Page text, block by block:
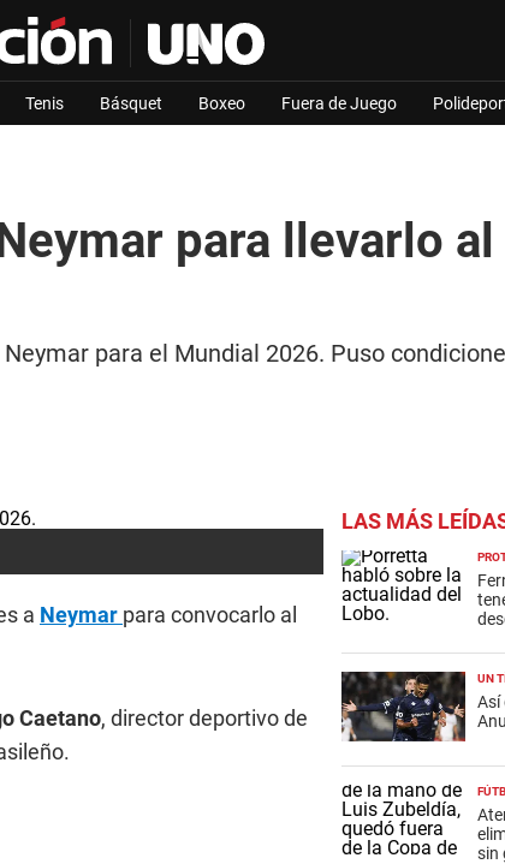
Tenis Básquet Boxeo Fuera de Juego
para llevarlo
para el Mundial 2026. Puso
a Neymar para convocarlo al
Caetano, director deportivo de
LAS MÁS
UN
Así
sin